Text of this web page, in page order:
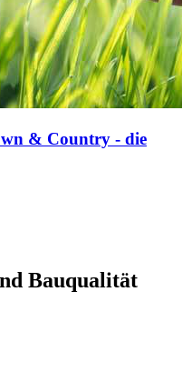
& Country - die
Bauqualität